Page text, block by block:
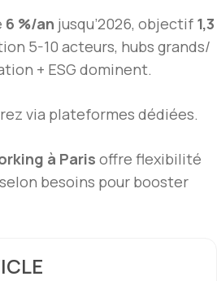
6 %/an jusqu’2026, objectif 1,3
5-10 acteurs, hubs grands/
+ ESG dominent.
via plateformes dédiées.
à Paris offre flexibilité
besoins pour booster